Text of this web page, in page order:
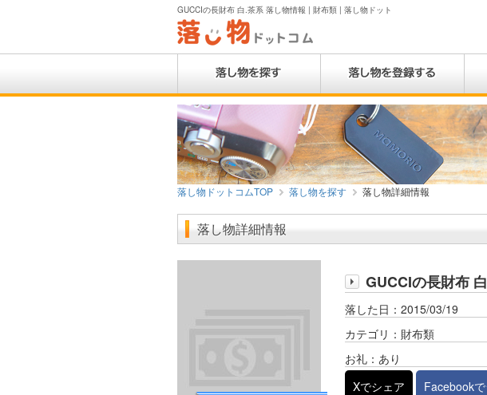
GUCCIの長財布 白.茶系 落し物情報 | 財布類 | 落し物ドット
落し物ドットコムTOP 落し物を探す 落し物詳細情報
落し物詳細情報
GUCCIの長財布
落した日：2015/03/19
カテゴリ：財布類
お礼：あり
Xでシェア
Facebook